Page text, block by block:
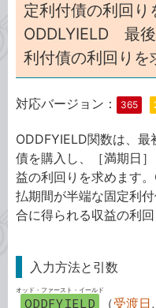
定利付債の利回り
ODDLYIELD 最
利付債の利回りを
対応バージョン： 365
ODDFYIELD関数は、
債を購入し、［満期日
益の利回りを求めます
払期間が半端な固定利
合に得られる収益の利回
入力方法と引数
ODDFYIELD
オッド・ファースト・イールド
（受渡日,